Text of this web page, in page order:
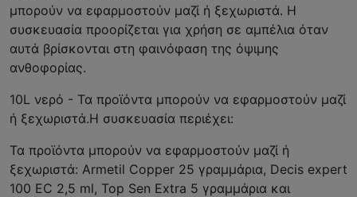
μπορούν να εφαρμοστούν μαζί ή ξεχωριστά. Η
συσκευασία προορίζεται για χρήση σε αμπέλια όταν
αυτά βρίσκονται στη φαινόφαση της όψιμης
ανθοφορίας.
10L νερό - Τα προϊόντα μπορούν να εφαρμοστούν μαζί
ή ξεχωριστά.Η συσκευασία περιέχει:
Τα προϊόντα μπορούν να εφαρμοστούν μαζί ή
ξεχωριστά: Armetil Copper 25 γραμμάρια, Decis expert
100 EC 2,5 ml, Top Sen Extra 5 γραμμάρια και